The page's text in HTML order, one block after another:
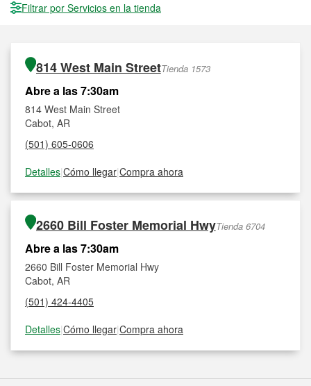
Filtrar por Servicios en la tienda
814 West Main StreetTienda 1573
Abre a las 7:30am
814 West Main Street
Cabot, AR
(501) 605-0606
Detalles|Cómo llegar|Compra ahora
2660 Bill Foster Memorial HwyTienda 6704
Abre a las 7:30am
2660 Bill Foster Memorial Hwy
Cabot, AR
(501) 424-4405
Detalles|Cómo llegar|Compra ahora